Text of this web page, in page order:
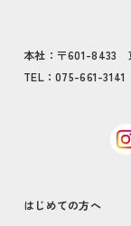
本社：〒601-8433
TEL：075-661-
はじめての方へ